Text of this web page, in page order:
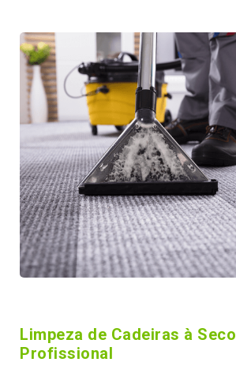
Limpeza de Cadeiras à Seco
Profissional